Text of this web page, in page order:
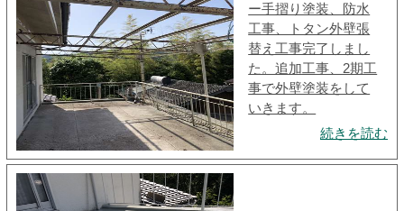
ー手摺り塗装、防水
工事、トタン外壁張
替え工事完了しまし
た。追加工事、2期工
事で外壁塗装をして
いきます。
続きを読む